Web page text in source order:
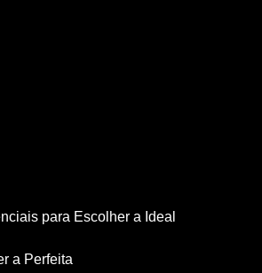
para Escolher a Ideal
a Perfeita